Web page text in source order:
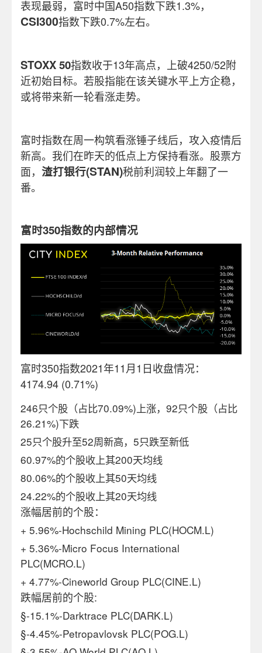
表现最弱，富时中国A50指数下跌1.3%，
CSI300指数下跌0.7%左右。
STOXX 50指数收于13年高点，上破4250/52附
近初始目标。若股指能在该关键水平上方企稳，
或将带来新一轮看涨走势。
富时指数在周一构筑看涨锤子线后，攻入疫情后
新高。我们在昨天的低点上方保持看涨。股票方
面， 渣打银行(STAN)税前利润较上年翻了一
番。
富时350指数的内部情况
富时350指数2021年11月1日收盘情况：
4174.94 (0.71%)
246只个股（占比70.09%) 上涨， 92只个股（占比
26.21%)下跌
25只个股升至52周新高，5只跌至新低
60.97%的个股收上其200天均线
80.06%的个股收上其50天均线
24.22%的个股收上其20天均线
涨幅居前的个股：
+ 5.96%-Hochschild Mining PLC(HOCM.L)
+ 5.36%-Micro Focus International
PLC(MCRO.L)
+ 4.77%-Cineworld Group PLC(CINE.L)
跌幅居前的个股:
§-15.1%-Darktrace PLC(DARK.L)
§-4.45%-Petropavlovsk PLC(POG.L)